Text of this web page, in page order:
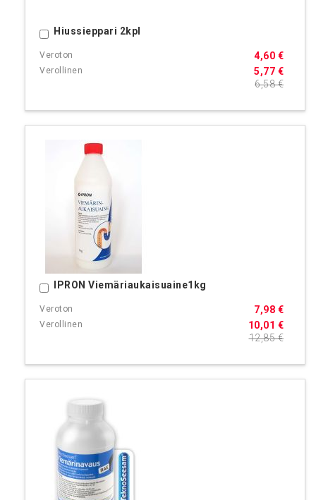
Hiussieppari 2kpl
5,77 €
4,60 €
6,58 €
Ostoskoriin
IPRON Viemäriaukaisuaine1kg
10,01 €
7,98 €
12,85 €
Ostoskoriin